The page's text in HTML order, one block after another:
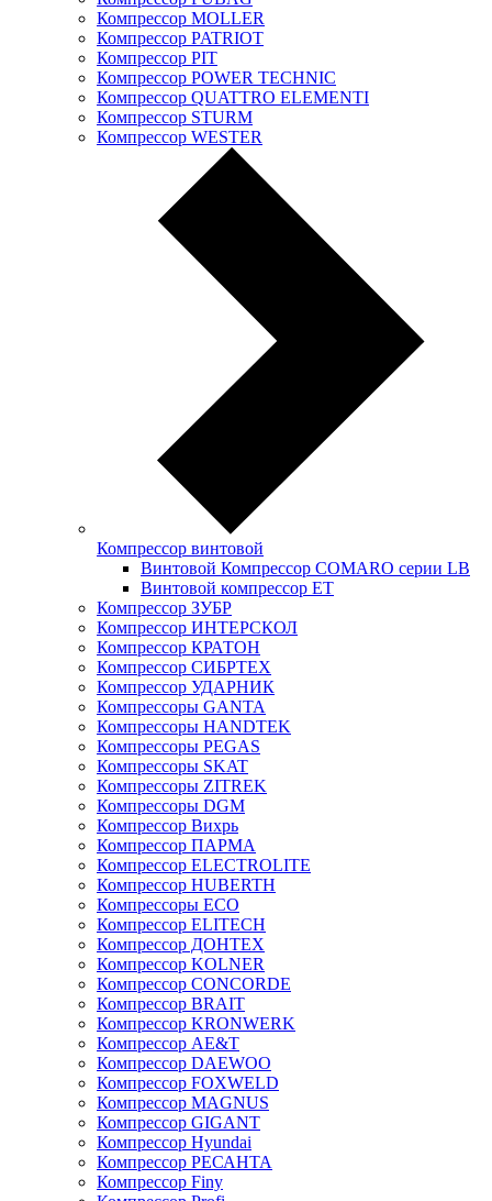
Компрессор MOLLER
Компрессор PATRIOT
Компрессор PIT
Компрессор POWER TECHNIC
Компрессор QUATTRO ELEMENTI
Компрессор STURM
Компрессор WESTER
Компрессор винтовой
Винтовой Компрессор COMARO серии LB
Винтовой компрессор ET
Компрессор ЗУБР
Компрессор ИНТЕРСКОЛ
Компрессор КРАТОН
Компрессор СИБРТЕХ
Компрессор УДАРНИК
Компрессоры GANTA
Компрессоры HANDTEK
Компрессоры PEGAS
Компрессоры SKAT
Компрессоры ZITREK
Компрессоры DGM
Компрессор Вихрь
Компрессор ПАРМА
Компрессор ELECTROLITE
Компрессор HUBERTH
Компрессоры ECO
Компрессор ELITECH
Компрессор ДОНТЕХ
Компрессор KOLNER
Компрессор CONCORDE
Компрессор BRAIT
Компрессор KRONWERK
Компрессор AE&T
Компрессор DAEWOO
Компрессор FOXWELD
Компрессор MAGNUS
Компрессор GIGANT
Компрессор Hyundai
Компрессор РЕСАНТА
Компрессор Finy